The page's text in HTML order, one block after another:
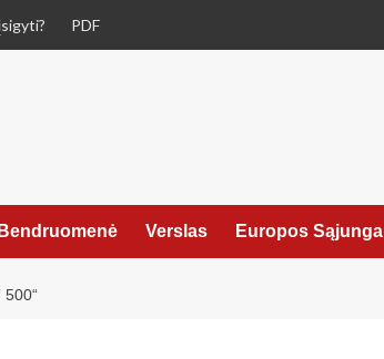
PDF
Bendruomenė Verslas Europos Sąjunga